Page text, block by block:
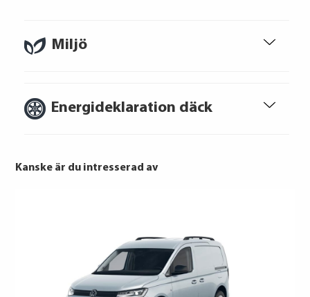
Miljö
Energideklaration däck
Hankook
Ränta
6.95%
Uppläggningsavgift
Att låna kostar pengar!
lån. För stöd, vänd dig till budget- och
skuldrådgivare i din kommun.
Konsumentuppgifter finns på
konsumentverket.se
Kanske är du intresserad av